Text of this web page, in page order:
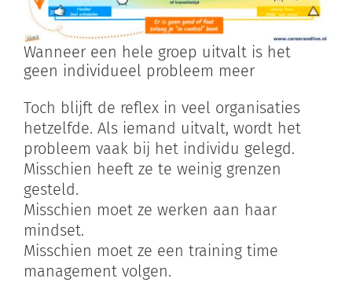
Wanneer een hele groep uitvalt is het
geen individueel probleem meer
Toch blijft de reflex in veel organisaties
hetzelfde. Als iemand uitvalt, wordt het
probleem vaak bij het individu gelegd.
Misschien heeft ze te weinig grenzen
gesteld.
Misschien moet ze werken aan haar
mindset.
Misschien moet ze een training time
management volgen.